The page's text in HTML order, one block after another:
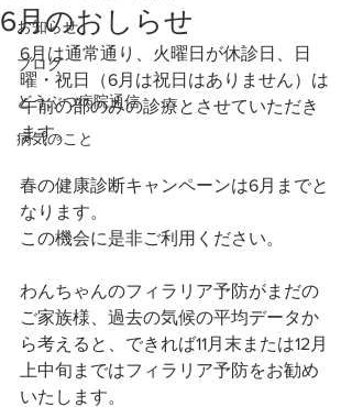
お知らせ
ブログ
どうぶつ病院通信
病気のこと
6月のおしらせ
6月は通常通り、火曜日が休診日、日
曜・祝日（6月は祝日はありません）は
午前の部のみの診療とさせていただき
ます。
春の健康診断キャンペーンは6月までと
なります。
この機会に是非ご利用ください。
わんちゃんのフィラリア予防がまだの
ご家族様、過去の気候の平均データか
ら考えると、できれば11月末または12月
上中旬まではフィラリア予防をお勧め
いたします。